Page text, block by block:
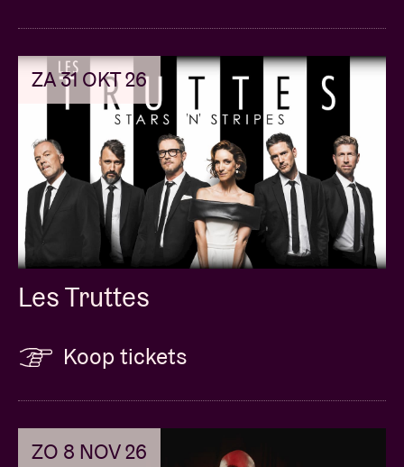
ZA 31 OKT 26
Les Truttes
Koop tickets
ZO 8 NOV 26